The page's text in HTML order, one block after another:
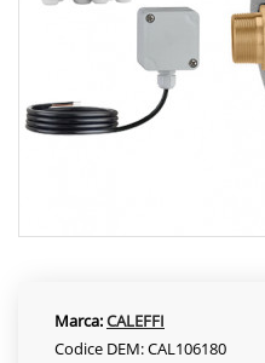
Marca:CALEFFI
Codice DEM: CAL106180